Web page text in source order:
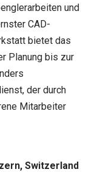
und
CAD-
bietet das
Planung bis zur
der durch
Mitarbeiter
Switzerland